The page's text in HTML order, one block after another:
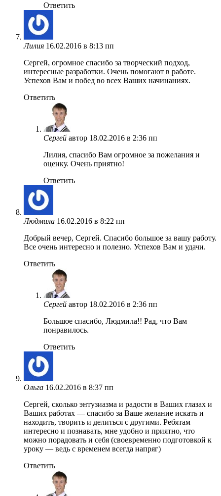
Ответить
Лилия 16.02.2016 в 8:13 пп
Сергей, огромное спасибо за творческий подход,
интересные разработки. Очень помогают в работе.
Успехов Вам и побед во всех Ваших начинаниях.
Ответить
Сергей автор 18.02.2016 в 2:36 пп
Лилия, спасибо Вам огромное за пожелания и
оценку. Очень приятно!
Ответить
Людмила 16.02.2016 в 8:22 пп
Добрый вечер, Сергей. Спасибо большое за вашу работу.
Все очень интересно и полезно. Успехов Вам и удачи.
Ответить
Сергей автор 18.02.2016 в 2:36 пп
Большое спасибо, Людмила!! Рад, что Вам
понравилось.
Ответить
Ольга 16.02.2016 в 8:37 пп
Сергей, сколько энтузиазма и радости в Ваших глазах и
Ваших работах — спасибо за Ваше желание искать и
находить, творить и делиться с другими. Ребятам
интересно и познавать, мне удобно и приятно, что
можно порадовать и себя (своевременно подготовкой к
уроку — ведь с временем всегда напряг)
Ответить